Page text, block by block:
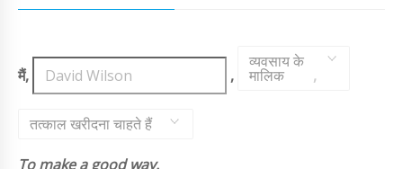
मैं, ,
व्यवसाय के
मालिक ,
तत्काल खरीदना चाहते हैं
To make a good way.